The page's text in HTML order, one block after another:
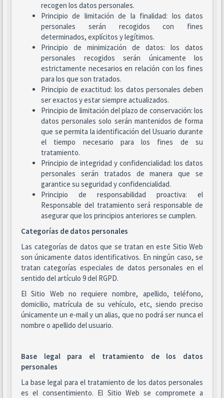
recogen los datos personales.
Principio de limitación de la finalidad: los datos
personales serán recogidos con fines
determinados, explícitos y legítimos.
Principio de minimización de datos: los datos
personales recogidos serán únicamente los
estrictamente necesarios en relación con los fines
para los que son tratados.
Principio de exactitud: los datos personales deben
ser exactos y estar siempre actualizados.
Principio de limitación del plazo de conservación: los
datos personales solo serán mantenidos de forma
que se permita la identificación del Usuario durante
el tiempo necesario para los fines de su
tratamiento.
Principio de integridad y confidencialidad: los datos
personales serán tratados de manera que se
garantice su seguridad y confidencialidad.
Principio de responsabilidad proactiva: el
Responsable del tratamiento será responsable de
asegurar que los principios anteriores se cumplen.
Categorías de datos personales
Las categorías de datos que se tratan en este Sitio Web
son únicamente datos identificativos. En ningún caso, se
tratan categorías especiales de datos personales en el
sentido del artículo 9 del RGPD.
El Sitio Web no requiere nombre, apellido, teléfono,
domicilio, matrícula de su vehículo, etc, siendo preciso
únicamente un e-mail y un alias, que no podrá ser nunca el
nombre o apellido del usuario.
Base legal para el tratamiento de los datos
personales
La base legal para el tratamiento de los datos personales
es el consentimiento. El Sitio Web se compromete a